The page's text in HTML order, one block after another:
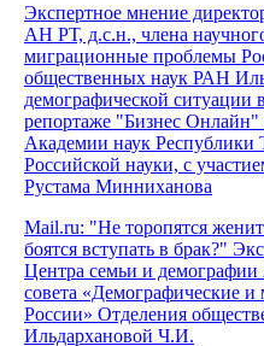
Экспертное мнение
АН РТ, д.с.н., члена
миграционные проблемы
общественных наук РАН
демографической ситуации
репортаже "Бизнес Онлайн"
Академии наук
Российской науки, с
Рустама Минниханова
Mail.ru: "Не торопятся
боятся вступать в брак?"
Центра семьи и
совета «Демографические
России» Отделения
Ильдархановой Ч.И.